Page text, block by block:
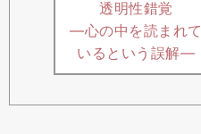
透明性錯覚
―心の中を読まれて
いるという誤解―